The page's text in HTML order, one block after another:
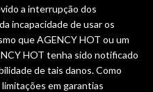
a interrupção dos
incapacidade de usar os
que AGENCY HOT ou um
HOT tenha sido notificado
de tais danos. Como
em garantias